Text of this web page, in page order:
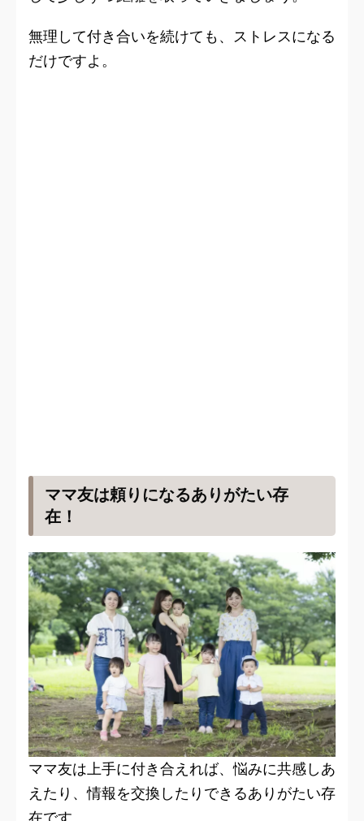
無理して付き合いを続けても、ストレスになる
だけですよ。
ママ友は頼りになるありがたい存
在！
ママ友は上手に付き合えれば、悩みに共感しあ
えたり、情報を交換したりできるありがたい存
在です。